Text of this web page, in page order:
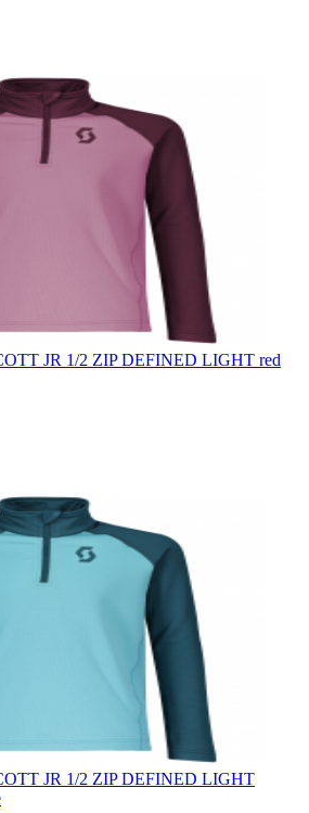
JR 1/2 ZIP DEFINED LIGHT red
JR 1/2 ZIP DEFINED LIGHT